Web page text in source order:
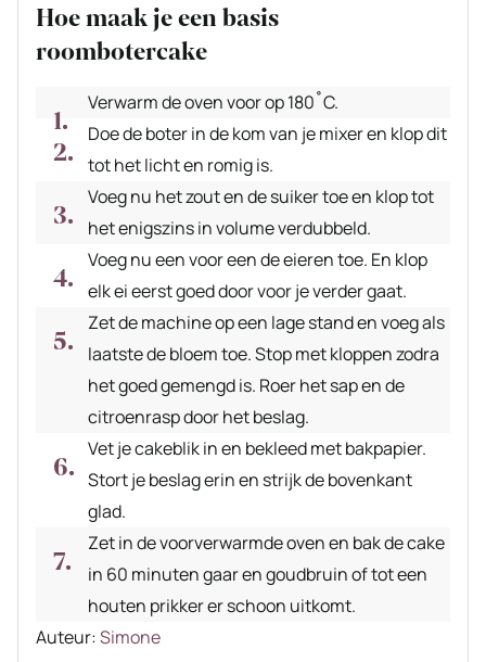
Hoe maak je een basis
roombotercake
Verwarm de oven voor op 180˚C.
Doe de boter in de kom van je mixer en klop dit
tot het licht en romig is.
Voeg nu het zout en de suiker toe en klop tot
het enigszins in volume verdubbeld.
Voeg nu een voor een de eieren toe. En klop
elk ei eerst goed door voor je verder gaat.
Zet de machine op een lage stand en voeg als
laatste de bloem toe. Stop met kloppen zodra
het goed gemengd is. Roer het sap en de
citroenrasp door het beslag.
Vet je cakeblik in en bekleed met bakpapier.
Stort je beslag erin en strijk de bovenkant
glad.
Zet in de voorverwarmde oven en bak de cake
in 60 minuten gaar en goudbruin of tot een
houten prikker er schoon uitkomt.
Auteur
Auteur:Simone